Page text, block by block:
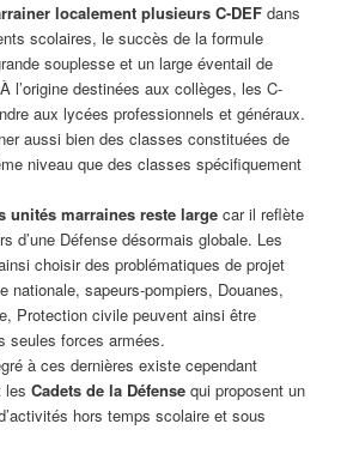
localement plusieurs C-DEFdans
scolaires, le succès de la formule
souplesse et un large éventail de
l’origine destinées aux collèges, les C-
aux lycées professionnels et généraux.
aussi bien des classes constituées de
niveau que des classes spécifiquement
unités marraines reste large car il reflète
d’une Défense désormais globale. Les
choisir des problématiques de projet
nationale, sapeurs-pompiers, Douanes,
Protection civile peuvent ainsi être
seules forces armées.
à ces dernières existe cependant
lesCadets de la Défense qui proposent un
hors temps scolaire et sous